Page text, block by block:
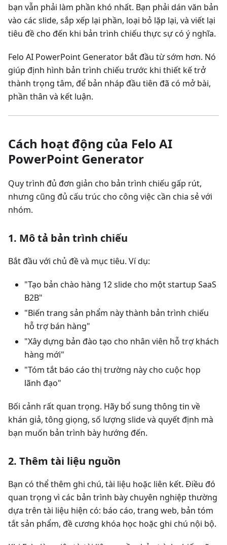
bạn vẫn phải làm phần khó nhất. Bạn phải dán văn bản
vào các slide, sắp xếp lại phần, loại bỏ lặp lại, và viết lại
tiêu đề cho đến khi bản trình chiếu thực sự có ý nghĩa.
Felo AI PowerPoint Generator bắt đầu từ sớm hơn. Nó
giúp định hình bản trình chiếu trước khi thiết kế trở
thành trọng tâm, để bản nháp đầu tiên đã có mở bài,
phần thân và kết luận.
Cách hoạt động của Felo AI
PowerPoint Generator
Quy trình đủ đơn giản cho bản trình chiếu gấp rút,
nhưng cũng đủ cấu trúc cho công việc cần chia sẻ với
nhóm.
1. Mô tả bản trình chiếu
Bắt đầu với chủ đề và mục tiêu. Ví dụ:
"Tạo bản chào hàng 12 slide cho một startup SaaS
B2B"
"Biến trang sản phẩm này thành bản trình chiếu
hỗ trợ bán hàng"
"Xây dựng bản đào tạo cho nhân viên hỗ trợ khách
hàng mới"
"Tóm tắt báo cáo thị trường này cho cuộc họp
lãnh đạo"
Bối cảnh rất quan trọng. Hãy bổ sung thông tin về
khán giả, tông giọng, số lượng slide và quyết định mà
bạn muốn bản trình bày hướng đến.
2. Thêm tài liệu nguồn
Bạn có thể thêm ghi chú, tài liệu hoặc liên kết. Điều đó
quan trọng vì các bản trình bày chuyên nghiệp thường
dựa trên tài liệu hiện có: báo cáo, trang web, bản tóm
tắt sản phẩm, đề cương khóa học hoặc ghi chú nội bộ.